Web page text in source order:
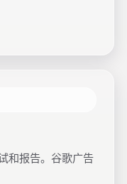
和报告。谷歌广告